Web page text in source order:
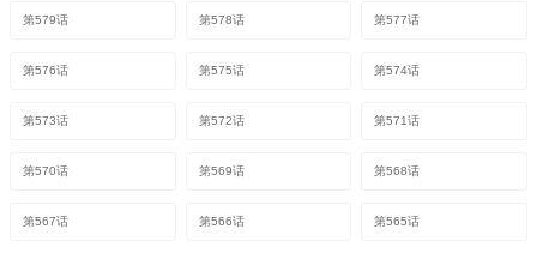
第579话 第578话 第577话
第576话 第575话 第574话
第573话 第572话 第571话
第570话 第569话 第568话
第567话 第566话 第565话